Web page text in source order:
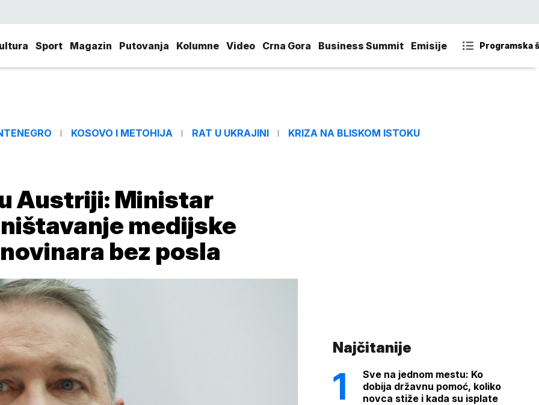
Sport Magazin Putovanja Kolumne Video Crna Gora Business Summit Emisije Programska
KOSOVO I METOHIJA RAT U UKRAJINI KRIZA NA BLISKOM ISTOKU
Austriji: Ministar
medijske
bez posla
Najčitanije
Sve na jednom mestu: Ko
dobija državnu pomoć, koliko
novca stiže i kada su isplate